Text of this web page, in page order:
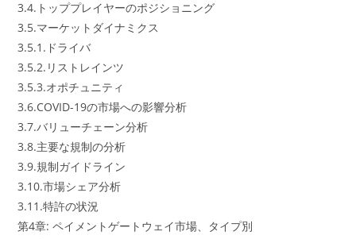
3.4.トッププレイヤーのポジショニング
3.5.マーケットダイナミクス
3.5.1.ドライバ
3.5.2.リストレインツ
3.5.3.オポチュニティ
3.6.COVID-19の市場への影響分析
3.7.バリューチェーン分析
3.8.主要な規制の分析
3.9.規制ガイドライン
3.10.市場シェア分析
3.11.特許の状況
第4章: ペイメントゲートウェイ市場、タイプ別